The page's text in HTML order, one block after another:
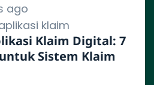
ago
Klaim Digital: 7
Sistem Klaim